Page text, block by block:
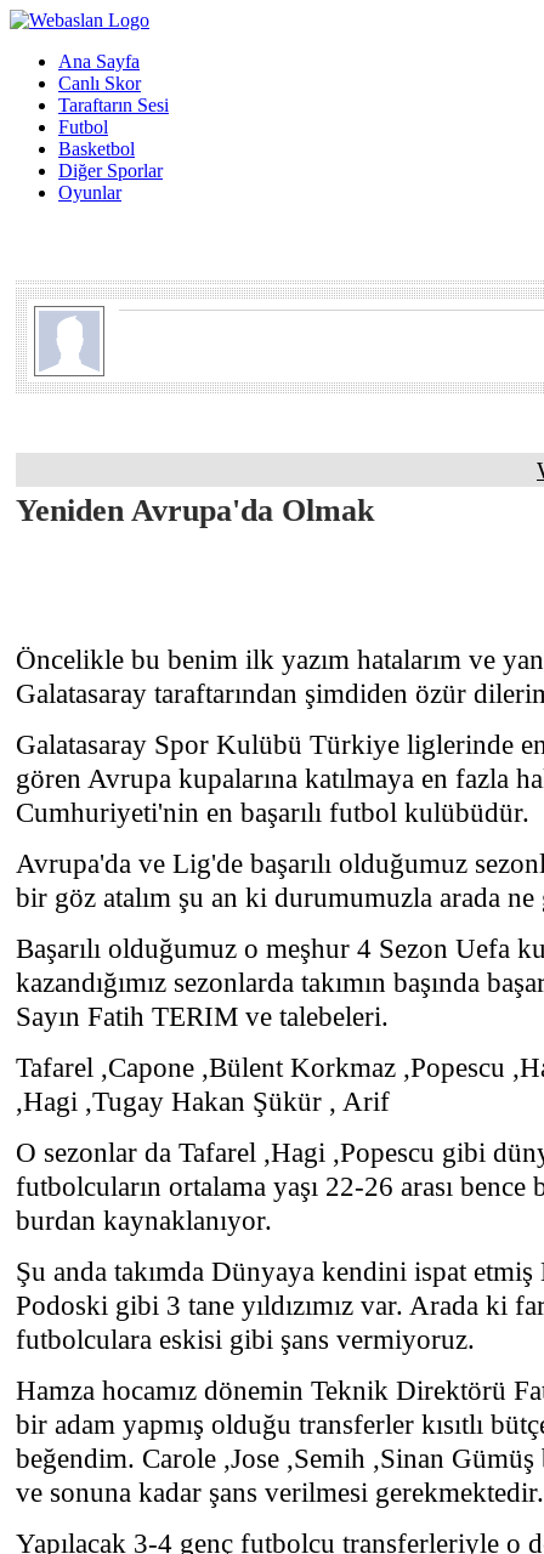
Ana Sayfa
Canlı Skor
Taraftarın Sesi
Futbol
Basketbol
Diğer Sporlar
Oyunlar
Yeniden Avrupa'da Olmak
Öncelikle bu benim ilk yazım hatalarım ve
Galatasaray taraftarından şimdiden özür
Galatasaray Spor Kulübü Türkiye liglerinde
gören Avrupa kupalarına katılmaya en fazla
Cumhuriyeti'nin en başarılı futbol kulübüdür.
Avrupa'da ve Lig'de başarılı olduğumuz
bir göz atalım şu an ki durumumuzla arada
Başarılı olduğumuz o meşhur 4 Sezon Uefa
kazandığımız sezonlarda takımın başında
Sayın Fatih TERIM ve talebeleri.
Tafarel ,Capone ,Bülent Korkmaz ,Popescu
,Hagi ,Tugay Hakan Şükür , Arif
O sezonlar da Tafarel ,Hagi ,Popescu gibi
futbolcuların ortalama yaşı 22-26 arası
burdan kaynaklanıyor.
Şu anda takımda Dünyaya kendini ispat
Podoski gibi 3 tane yıldızımız var. Arada ki
futbolculara eskisi gibi şans vermiyoruz.
Hamza hocamız dönemin Teknik Direktörü
bir adam yapmış olduğu transferler kısıtlı
beğendim. Carole ,Jose ,Semih ,Sinan Gümüş
ve sonuna kadar şans verilmesi
Yapılacak 3-4 genç futbolcu transferleriyle o